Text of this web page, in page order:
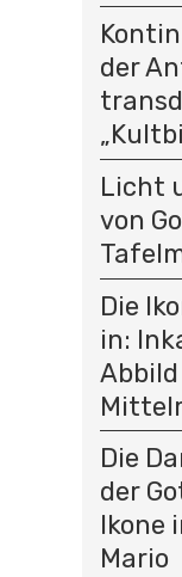
der
Licht
von
Die
in:
Die
der
Ikone
Mario